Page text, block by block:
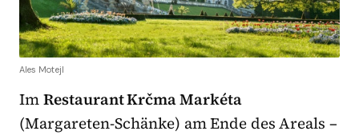
Ales Motejl
ImRestaurant Krčma Markéta
(Margareten-Schänke) am Ende des Areals –